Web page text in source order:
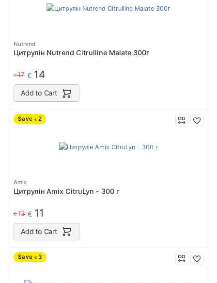
Nutrend
Цитрулін Nutrend Citrulline Malate 300г
€17 € 14
Add to Cart
Save € 2
Amix
Цитрулін Amix CitruLyn - 300 г
€13 € 11
Add to Cart
Save € 3